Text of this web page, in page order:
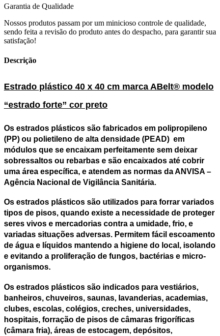
Garantia de Qualidade
Nossos produtos passam por um minicioso controle de qualidade,
sendo feita a revisão do produto antes do despacho, para garantir sua
satisfação!
Descrição
Estrado plástico 40 x 40 cm marca ABelt® modelo
“estrado forte” cor preto
Os estrados plásticos são fabricados em polipropileno
(PP) ou polietileno de alta densidade (PEAD) em
módulos que se encaixam perfeitamente sem deixar
sobressaltos ou rebarbas e são encaixados até cobrir
uma área específica, e atendem as normas da ANVISA –
Agência Nacional de Vigilância Sanitária.
Os estrados plásticos são utilizados para forrar variados
tipos de pisos, quando existe a necessidade de proteger
seres vivos e mercadorias contra a umidade, frio, e
variadas situações adversas. Permitem fácil escoamento
de água e líquidos mantendo a higiene do local, isolando
e evitando a proliferação de fungos, bactérias e micro-
organismos.
Os estrados plásticos são indicados para vestiários,
banheiros, chuveiros, saunas, lavanderias, academias,
clubes, escolas, colégios, creches, universidades,
hospitais, forração de pisos de câmaras frigoríficas
(câmara fria), áreas de estocagem, depósitos,